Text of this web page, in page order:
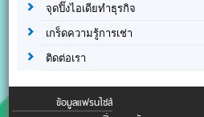
จุดปิ๊งไอเดียทำธุรกิจ
เกร็ดความรู้การเช่า
ติดต่อเรา
ข้อมูลแฟรนไชส์